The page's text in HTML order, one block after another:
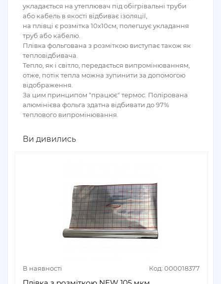
укладається на утеплювач під обігрівальні труби
або кабель в якості відбиває ізоляції,
на плівці є розмітка 10х10см, полегшує укладання
труб або кабелю.
Плівка фольгована з розміткою виступає також як
тепловідбивача.
Тепло, як і світло, передається випромінюванням,
отже, потік тепла можна зупинити за допомогою
відображення.
За цим принципом ″працює″ термос. Полірована
алюмінієва фольга здатна відбивати до 97%
теплового випромінювання.
Ви дивились
В наявності Код: 000018377